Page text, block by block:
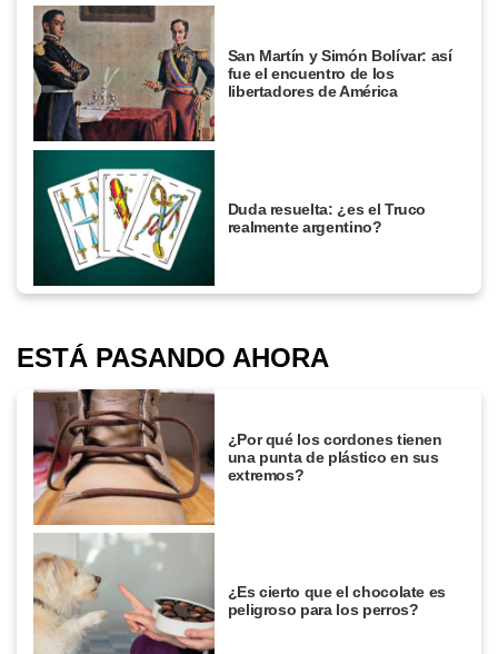
San Martín y Simón Bolívar: así
fue el encuentro de los
libertadores de América
Duda resuelta: ¿es el Truco
realmente argentino?
ESTÁ PASANDO AHORA
¿Por qué los cordones tienen
una punta de plástico en sus
extremos?
¿Es cierto que el chocolate es
peligroso para los perros?